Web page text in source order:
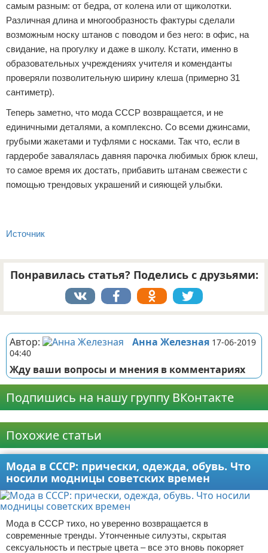
самым разным: от бедра, от колена или от щиколотки.
Различная длина и многообразность фактуры сделали
возможным носку штанов с поводом и без него: в офис, на
свидание, на прогулку и даже в школу. Кстати, именно в
образовательных учреждениях учителя и коменданты
проверяли позволительную ширину клеша (примерно 31
сантиметр).
Теперь заметно, что мода СССР возвращается, и не
единичными деталями, а комплексно. Со всеми джинсами,
грубыми жакетами и туфлями с носками. Так что, если в
гардеробе завалялась давняя парочка любимых брюк клеш,
то самое время их достать, прибавить штанам свежести с
помощью трендовых украшений и сияющей улыбки.
Источник
Понравилась статья? Поделись с друзьями:
Автор: Анна Железная 17-06-2019
04:40
Жду ваши вопросы и мнения в комментариях
Подпишись на нашу группу ВКонтакте
Похожие статьи
Мода в СССР: прически, одежда, обувь. Что
носили модницы советских времен
Мода в СССР тихо, но уверенно возвращается в
современные тренды. Утонченные силуэты, скрытая
сексуальность и пестрые цвета – все это вновь покоряет